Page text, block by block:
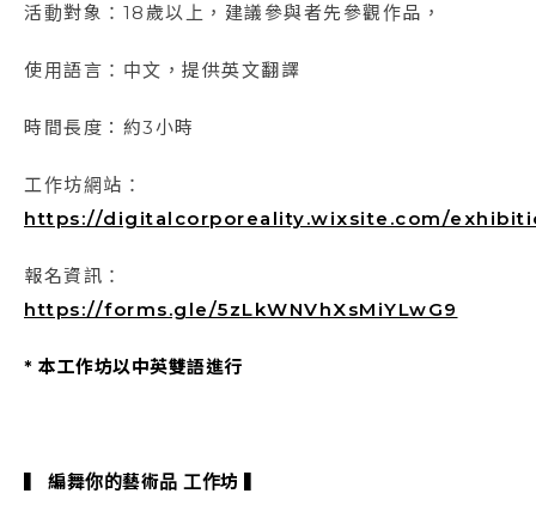
​活動對象：18歲以上，建議參與者先參觀作品，
​使用語言：中文，提供英文翻譯
時間長度：約3小時
工作坊網站：
https://digitalcorporeality.wixsite.com/
​​報名資訊：
https://forms.gle/5zLkWNVhXsMiYLwG9
* 本工作坊以中英雙語進行
▍ 編舞你的藝術品 工作坊 ▍